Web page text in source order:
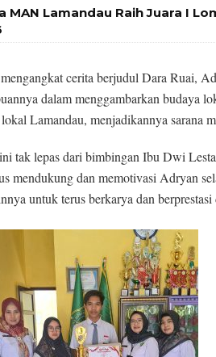
MAN Lamandau Raih Juara I
cerita berjudul Dara Ruai,
dalam menggambarkan budaya
Lamandau, menjadikannya sarana
tak lepas dari bimbingan Ibu Dwi
mendukung dan memotivasi Adryan
untuk terus berkarya dan